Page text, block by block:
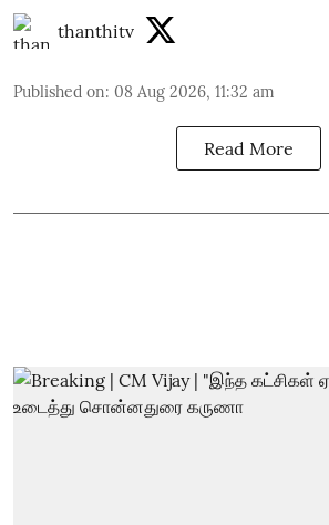
thanthitv
Published on: 08 Aug 2026, 11:32 am
Read More